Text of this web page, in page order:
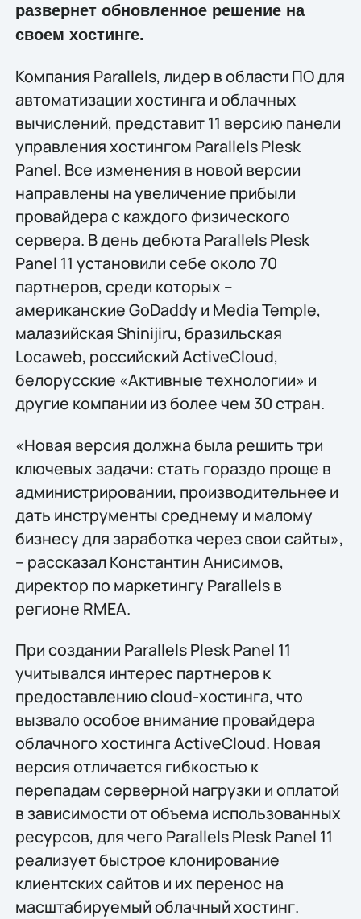
развернет обновленное решение на
своем хостинге.
Компания Parallels, лидер в области ПО для
автоматизации хостинга и облачных
вычислений, представит 11 версию панели
управления хостингом Parallels Plesk
Panel. Все изменения в новой версии
направлены на увеличение прибыли
провайдера с каждого физического
сервера. В день дебюта Parallels Plesk
Panel 11 установили себе около 70
партнеров, среди которых –
американские GoDaddy и Media Temple,
малазийская Shinijiru, бразильская
Locaweb, российский ActiveCloud,
белорусские «Активные технологии» и
другие компании из более чем 30 стран.
«Новая версия должна была решить три
ключевых задачи: стать гораздо проще в
администрировании, производительнее и
дать инструменты среднему и малому
бизнесу для заработка через свои сайты»,
– рассказал Константин Анисимов,
директор по маркетингу Parallels в
регионе RMEA.
При создании Parallels Plesk Panel 11
учитывался интерес партнеров к
предоставлению cloud-хостинга, что
вызвало особое внимание провайдера
облачного хостинга ActiveCloud. Новая
версия отличается гибкостью к
перепадам серверной нагрузки и оплатой
в зависимости от объема использованных
ресурсов, для чего Parallels Plesk Panel 11
реализует быстрое клонирование
клиентских сайтов и их перенос на
масштабируемый облачный хостинг.